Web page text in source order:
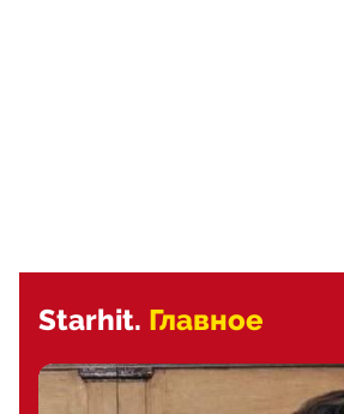
Starhit. Главное